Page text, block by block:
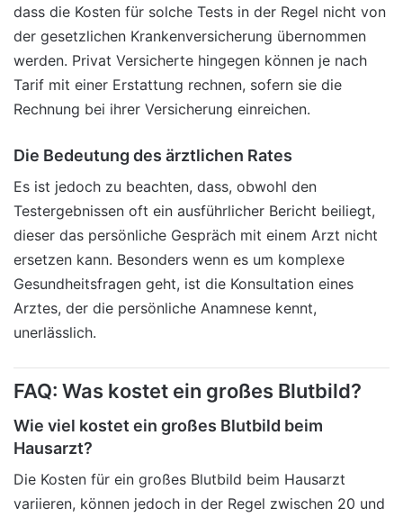
dass die Kosten für solche Tests in der Regel nicht von
der gesetzlichen Krankenversicherung übernommen
werden. Privat Versicherte hingegen können je nach
Tarif mit einer Erstattung rechnen, sofern sie die
Rechnung bei ihrer Versicherung einreichen.
Die Bedeutung des ärztlichen Rates
Es ist jedoch zu beachten, dass, obwohl den
Testergebnissen oft ein ausführlicher Bericht beiliegt,
dieser das persönliche Gespräch mit einem Arzt nicht
ersetzen kann. Besonders wenn es um komplexe
Gesundheitsfragen geht, ist die Konsultation eines
Arztes, der die persönliche Anamnese kennt,
unerlässlich.
FAQ: Was kostet ein großes Blutbild?
Wie viel kostet ein großes Blutbild beim
Hausarzt?
Die Kosten für ein großes Blutbild beim Hausarzt
variieren, können jedoch in der Regel zwischen 20 und